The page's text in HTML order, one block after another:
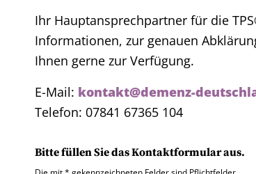
Ihr Hauptansprechpartner für die
Informationen, zur genauen
Ihnen gerne zur Verfügung.
E-Mail: kontakt@demenz-
Telefon: 07841 67365 104
Bitte füllen Sie das Kontaktformular aus.